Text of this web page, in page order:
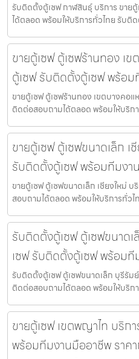
รับติดตั้งตู้เซฟ กาฬสินธุ์ บริการ ขา
ได้ตลอด พร้อมให้บริการทั่วไทย รับติ
ขายตู้เซฟ ตู้เซฟร้านทอง เ
ตู้เซฟ รับติดตั้งตู้เซฟ พร้อ
ขายตู้เซฟ ตู้เซฟร้านทอง เขตบางคอ
ติดต่อสอบถามได้ตลอด พร้อมให้บริกา
ขายตู้เซฟ ตู้เซฟขนาดเล็ก เ
รับติดตั้งตู้เซฟ พร้อมทีมงา
ขายตู้เซฟ ตู้เซฟขนาดเล็ก เชียงใหม่
สอบถามได้ตลอด พร้อมให้บริการทั่วไ
รับติดตั้งตู้เซฟ ตู้เซฟขนาด
เซฟ รับติดตั้งตู้เซฟ พร้อม
รับติดตั้งตู้เซฟ ตู้เซฟขนาดเล็ก บุรีรัม
ติดต่อสอบถามได้ตลอด พร้อมให้บริก
ขายตู้เซฟ เขตพญาไท บริก
พร้อมทีมงานมืออาชีพ ราค